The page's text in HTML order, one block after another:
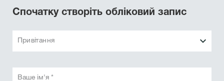
Спочатку створіть обліковий запис
Привітання
Ваше ім'я *